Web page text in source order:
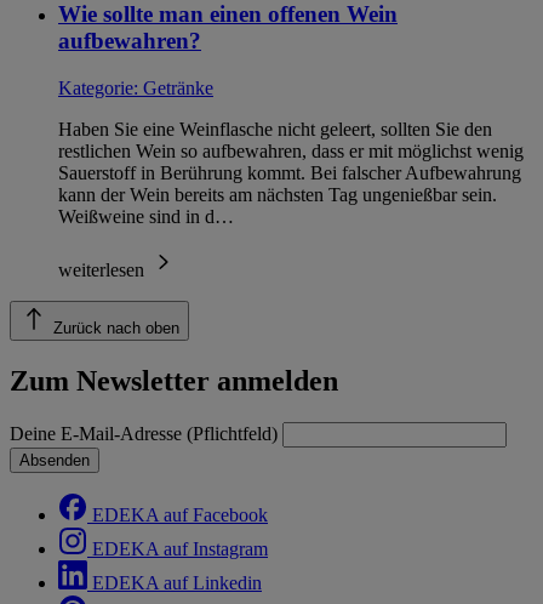
Wie sollte man einen offenen Wein
aufbewahren?
Kategorie: Getränke
Haben Sie eine Weinflasche nicht geleert, sollten Sie den
restlichen Wein so aufbewahren, dass er mit möglichst wenig
Sauerstoff in Berührung kommt. Bei falscher Aufbewahrung
kann der Wein bereits am nächsten Tag ungenießbar sein.
Weißweine sind in d…
weiterlesen
Zurück nach oben
Zum Newsletter anmelden
Deine E-Mail-Adresse (Pflichtfeld)
Absenden
EDEKA auf Facebook
EDEKA auf Instagram
EDEKA auf Linkedin